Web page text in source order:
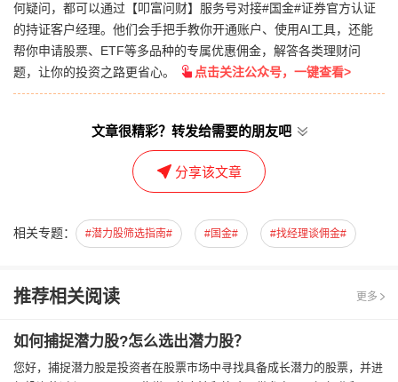
何疑问，都可以通过【叩富问财】服务号对接#国金#证券官方认证
的持证客户经理。他们会手把手教你开通账户、使用AI工具，还能
帮你申请股票、ETF等多品种的专属优惠佣金，解答各类理财问
题，让你的投资之路更省心。
点击关注公众号，一键查看>
文章很精彩？转发给需要的朋友吧
分享该文章
相关专题： #潜力股筛选指南# #国金# #找经理谈佣金#
推荐相关阅读 更多
如何捕捉潜力股?怎么选出潜力股？
您好，捕捉潜力股是投资者在股票市场中寻找具备成长潜力的股票，并进